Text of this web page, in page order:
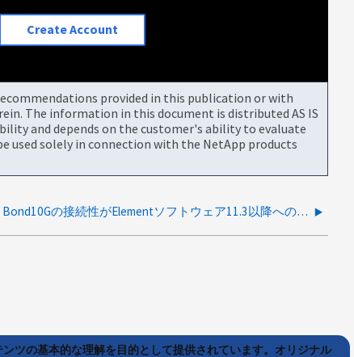
Create Account
provided in this publication or with
The information in this document is distributed AS IS
and depends on the customer's ability to evaluate
solely in connection with the NetApp products
Bond10Gの接続性がElementソフトウェア11.3以降へのアップグレード後に低下する
ツの基本的な理解を目的として提供されています。オリジナル